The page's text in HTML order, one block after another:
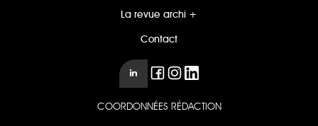
La revue archi +
Contact
COORDONNÉES RÉDACTION